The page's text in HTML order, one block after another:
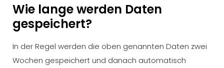
Wie lange werden Daten
gespeichert?
In der Regel werden die oben genannten Daten zwei
Wochen gespeichert und danach automatisch